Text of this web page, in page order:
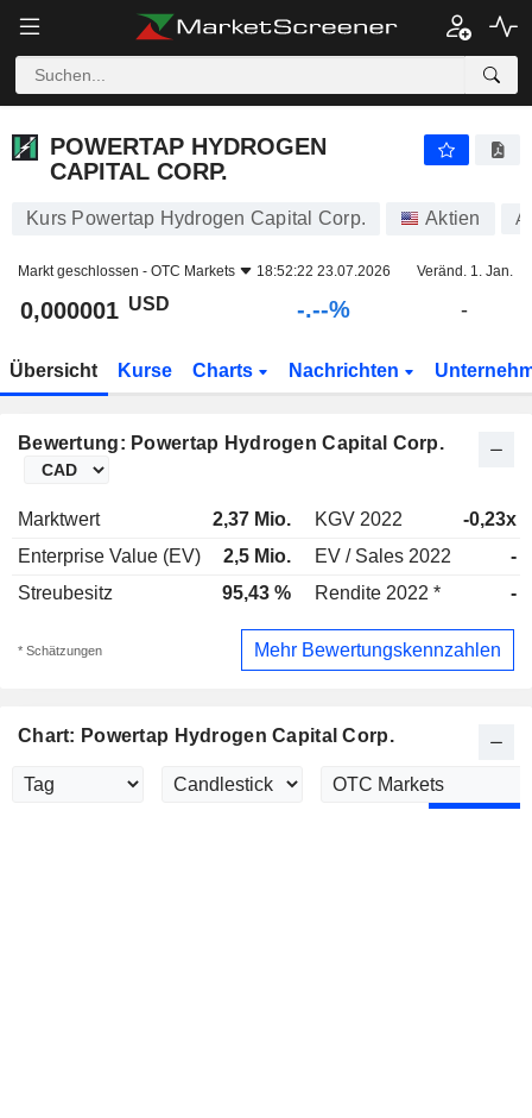
POWERTAP HYDROGEN CAPITAL CORP. 0,000001 $ -
POWERTAP HYDROGEN
CAPITAL CORP.
Kurs Powertap Hydrogen Capital Corp. Aktien
Markt geschlossen - OTC Markets 18:52:22 23.07.2026 Veränd. 1. Jan.
0,000001 USD -.--% -
Übersicht Kurse Charts Nachrichten
Bewertung: Powertap Hydrogen Capital Corp.
Marktwert 2,37 Mio. KGV 2022
-0,23x
Enterprise Value (EV)
2,5 Mio. EV / Sales 2022
-
Streubesitz
95,43 % Rendite 2022 * -
* Schätzungen Mehr Bewertungskennzahlen
Chart: Powertap Hydrogen Capital Corp.